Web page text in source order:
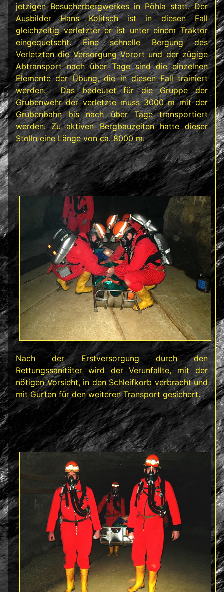
jetzigen Besucherbergwerkes in Pöhla statt. Der
Ausbilder Hans Kolitsch ist in diesen Fall
gleichzeitig verletzter er ist unter einem Traktor
eingequetscht. Eine schnelle Bergung des
Verletzten die Versorgung Vorort und der zügige
Abtransport nach über Tage sind die einzelnen
Elemente der Übung, die in diesen Fall trainiert
werden. Das bedeutet für die Gruppe der
Grubenwehr der verletzte muss 3000 m mit der
Grubenbahn bis nach über Tage transportiert
werden. Zu aktiven Bergbauzeiten hatte dieser
Stolln eine Länge von ca. 8000 m.
Nach der Erstversorgung durch den
Rettungssanitäter wird der Verunfallte, mit der
nötigen Vorsicht, in den Schleifkorb verbracht und
mit Gurten für den weiteren Transport gesichert.